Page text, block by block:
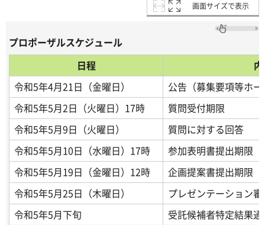
画面サイズで表示
プロポーザルスケジュール
日程
令和5年4月21日（金曜日）
公告（募集要項等ホ
令和5年5月2日（火曜日）17時
質問受付期限
令和5年5月9日（火曜日）
質問に対する回答
令和5年5月10日（水曜日）17時
参加表明書提出期限
令和5年5月19日（金曜日）12時
企画提案書提出期限
令和5年5月25日（木曜日）
プレゼンテーション
令和5年5月下旬
受託候補者特定結果